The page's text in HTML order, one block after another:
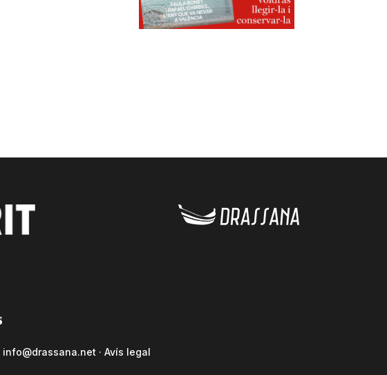
info@drassana.net · Avís legal